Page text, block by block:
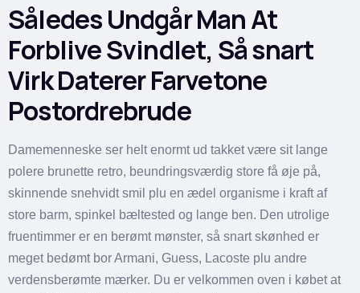
Således Undgår Man At
Forblive Svindlet, Så snart
Virk Daterer Farvetone
Postordrebrude
Damemenneske ser helt enormt ud takket være sit lange
polere brunette retro, beundringsværdig store få øje på,
skinnende snehvidt smil plu en ædel organisme i kraft af
store barm, spinkel bæltested og lange ben. Den utrolige
fruentimmer er en berømt mønster, så snart skønhed er
meget bedømt bor Armani, Guess, Lacoste plu andre
verdensberømte mærker. Du er velkommen oven i købet at